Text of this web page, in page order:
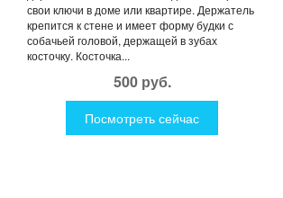
свои ключи в доме или квартире. Держатель
крепится к стене и имеет форму будки с
собачьей головой, держащей в зубах
косточку. Косточка...
500 руб.
Посмотреть сейчас